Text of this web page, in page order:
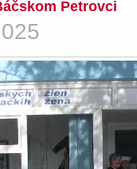
Petrovci